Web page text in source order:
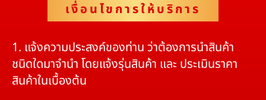
เงื่อนไขการให้บริการ
1. แจ้งความประสงค์ของท่าน ว่าต้องการนำสินค้า
ชนิดใดมาจำนำ โดยแจ้งรุ่นสินค้า และ ประเมินราคา
สินค้าในเบื้องต้น